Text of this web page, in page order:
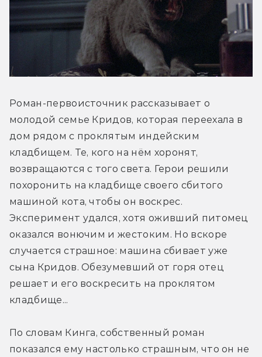
Роман-первоисточник рассказывает о
молодой семье Кридов, которая переехала в
дом рядом с проклятым индейским
кладбищем. Те, кого на нём хоронят,
возвращаются с того света. Герои решили
похоронить на кладбище своего сбитого
машиной кота, чтобы он воскрес.
Эксперимент удался, хотя оживший питомец
оказался вонючим и жестоким. Но вскоре
случается страшное: машина сбивает уже
сына Кридов. Обезумевший от горя отец
решает и его воскресить на проклятом
кладбище...
По словам Кинга, собственный роман
показался ему настолько страшным, что он не